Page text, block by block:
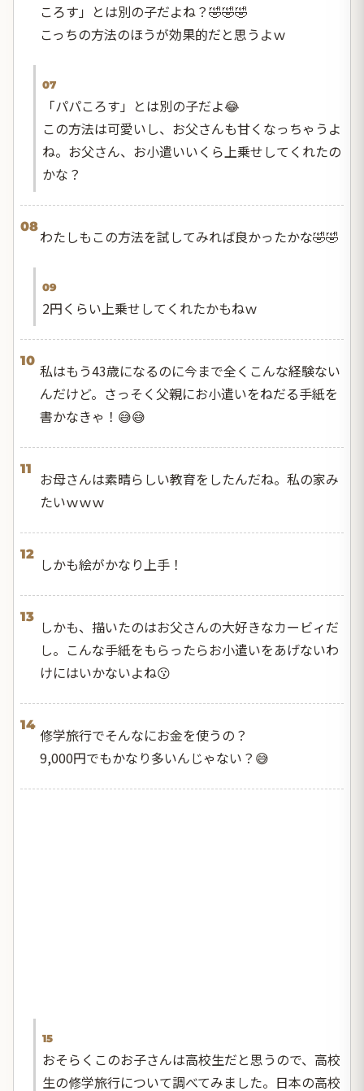
ころす」とは別の子だよね？🤣🤣🤣
こっちの方法のほうが効果的だと思うよｗ
07
「パパころす」とは別の子だよ😂
この方法は可愛いし、お父さんも甘くなっちゃうよ
ね。お父さん、お小遣いいくら上乗せしてくれたの
かな？
08
わたしもこの方法を試してみれば良かったかな🤣🤣
09
2円くらい上乗せしてくれたかもねｗ
10
私はもう43歳になるのに今まで全くこんな経験ない
んだけど。さっそく父親にお小遣いをねだる手紙を
書かなきゃ！😅😅
11
お母さんは素晴らしい教育をしたんだね。私の家み
たいｗｗｗ
12
しかも絵がかなり上手！
13
しかも、描いたのはお父さんの大好きなカービィだ
し。こんな手紙をもらったらお小遣いをあげないわ
けにはいかないよね😗
14
修学旅行でそんなにお金を使うの？
9,000円でもかなり多いんじゃない？😅
15
おそらくこのお子さんは高校生だと思うので、高校
生の修学旅行について調べてみました。日本の高校